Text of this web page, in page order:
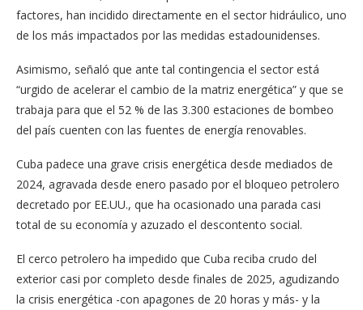
factores, han incidido directamente en el sector hidráulico, uno
de los más impactados por las medidas estadounidenses.
Asimismo, señaló que ante tal contingencia el sector está
“urgido de acelerar el cambio de la matriz energética” y que se
trabaja para que el 52 % de las 3.300 estaciones de bombeo
del país cuenten con las fuentes de energía renovables.
Cuba padece una grave crisis energética desde mediados de
2024, agravada desde enero pasado por el bloqueo petrolero
decretado por EE.UU., que ha ocasionado una parada casi
total de su economía y azuzado el descontento social.
El cerco petrolero ha impedido que Cuba reciba crudo del
exterior casi por completo desde finales de 2025, agudizando
la crisis energética -con apagones de 20 horas y más- y la